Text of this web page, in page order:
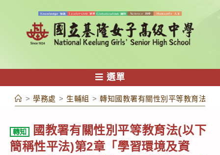
容
選單
> 學務處 > 生輔組 > 轉知國教署有關性別平等教育法(
轉知
國教署有關性別平等教育法(以下
簡稱性平法)第2章「學習環境及資